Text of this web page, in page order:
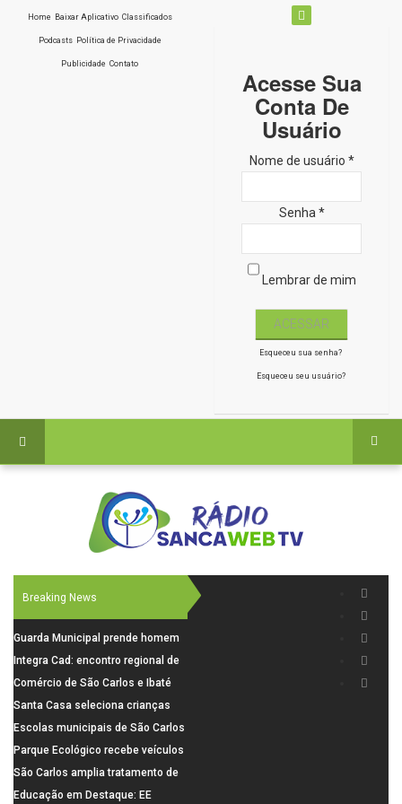
Home Baixar Aplicativo Classificados
Podcasts Política de Privacidade
Publicidade Contato
Acesse Sua
Conta De
Usuário
Nome de usuário *
Senha *
Lembrar de mim
Esqueceu sua senha?
Esqueceu seu usuário?
Breaking News
Guarda Municipal prende homem
por tentativa de furto em CEMEI
após cerco em São Carlos
Integra Cad: encontro regional de
segurança púbica será realizado
dia 10 de agosto em São Carlos
Comércio de São Carlos e Ibaté
terá horário especial para o dia
dos Pais
Santa Casa seleciona crianças
para pesquisa sobre dor de
crescimento
Escolas municipais de São Carlos
superam média Nacional do IDEB
Parque Ecológico recebe veículos
elétricos e moderniza rotina de
manejo dos animais
São Carlos amplia tratamento de
resíduos de saúde com autoclave
Educação em Destaque: EE